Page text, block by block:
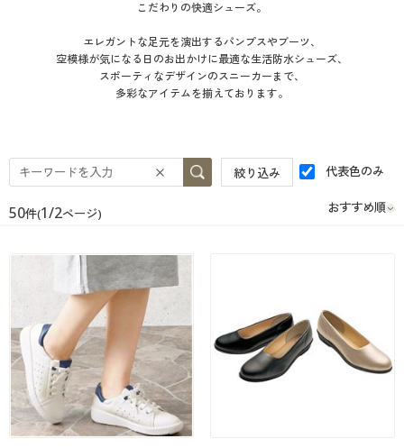
ジュニア・ティーンズ下着
大きいサイズ レディース服
大きいサイズ レディース下着
大きいサイズ 事務・制服
シークレットセール
商品カテゴリ一覧
会員メニュー
マイページ
閲覧履歴
お気に入り
大きいサイズ メンズ
大きいサイズ 事務・制服
カタログ・チラシからのご注文
カタログ無料プレゼント
マイページ
閲覧履歴
お気に入り
サポート
こだわりの快適シューズ。
エレガントな足元を演出するパンプスやブーツ、
空模様が気になる日のお出かけに最適な生活防水シューズ、
スポーティなデザインのスニーカーまで、
多彩なアイテムを揃えております。
絞り込み 代表色のみ
50件(1/2ページ)